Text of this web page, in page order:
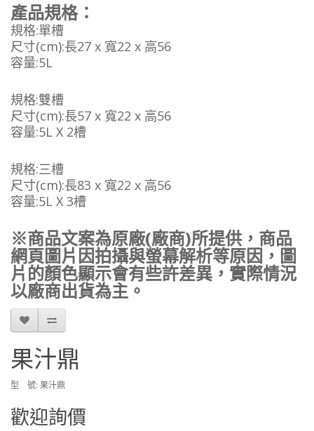
產品規格：
規格:單槽
尺寸(cm):長27 x 寬22 x 高56
容量:5L
規格:雙槽
尺寸(cm):長57 x 寬22 x 高56
容量:5L X 2槽
規格:三槽
尺寸(cm):長83 x 寬22 x 高56
容量:5L X 3槽
※商品文案為原廠(廠商)所提供，商品
網頁圖片因拍攝與螢幕解析等原因，圖
片的顏色顯示會有些許差異，實際情況
以廠商出貨為主。
果汁鼎
型 號: 果汁鼎
歡迎詢價